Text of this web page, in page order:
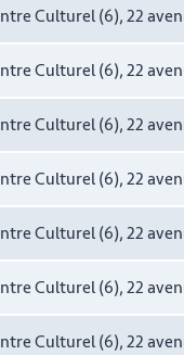
Culturel (6), 22
Culturel (6), 22
Culturel (6), 22
Culturel (6), 22
Culturel (6), 22
Culturel (6), 22
Culturel (6), 22